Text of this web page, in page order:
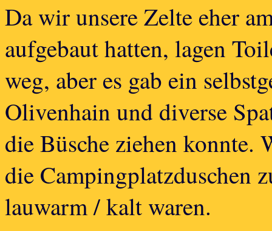
Da wir unsere Zelte eher
aufgebaut hatten, lagen
weg, aber es gab ein
Olivenhain und diverse
die Büsche ziehen konnte.
die Campingplatzduschen
lauwarm / kalt waren.